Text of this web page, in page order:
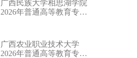
广西民族大学相思湖学院
2026年普通高等教育专升
广西农业职业技术大学
2026年普通高等教育专升